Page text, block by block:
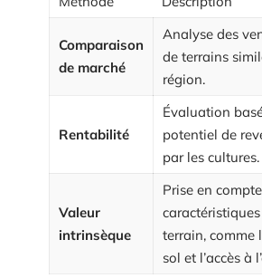
Comparaison
de marché
Analyse des
de terrains
région.
Rentabilité
Évaluation
potentiel de
par les cultures.
Valeur
intrinsèque
Prise en
terrain, comme
sol et l’accès à